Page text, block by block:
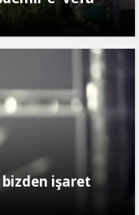
işaret